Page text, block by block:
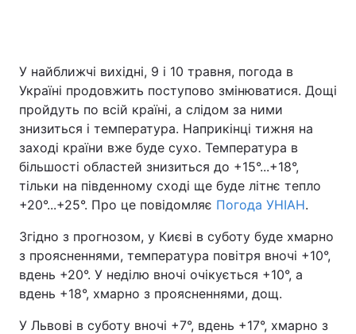
Головна Війна
Україна Політика
Економіка Світ
Техно і зв'язок Лайт
Здоров'я Туризм
У найближчі вихідні, 9 і 10 травня, погода в
Україні продовжить поступово змінюватися. Дощі
пройдуть по всій країні, а слідом за ними
знизиться і температура. Наприкінці тижня на
заході країни вже буде сухо. Температура в
більшості областей знизиться до +15°...+18°,
тільки на південному сході ще буде літнє тепло
+20°...+25°. Про це повідомляє Погода УНІАН.
Згідно з прогнозом, у Києві в суботу буде хмарно
з проясненнями, температура повітря вночі +10°,
вдень +20°. У неділю вночі очікується +10°, а
вдень +18°, хмарно з проясненнями, дощ.
У Львові в суботу вночі +7°, вдень +17°, хмарно з